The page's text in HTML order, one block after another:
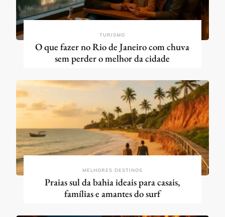
TURISMO
O que fazer no Rio de Janeiro com chuva
sem perder o melhor da cidade
MELHORES DESTINOS
Praias sul da bahia ideais para casais,
famílias e amantes do surf